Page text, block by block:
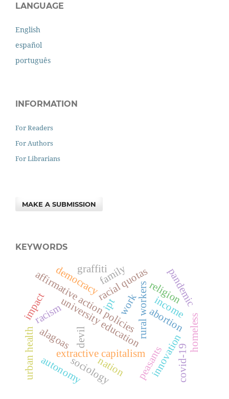
LANGUAGE
English
español
português
INFORMATION
For Readers
For Authors
For Librarians
MAKE A SUBMISSION
KEYWORDS
extractive capitalismpeasants
rural workers
devil
alagoasuniversity education
affirmative action policies
racial quotas
racism
innovation
ipt
abortion
democracy religion
autonomy covid-19
impact
family pandemic
homeless
income
work
urban health nation
graffiti
sociology